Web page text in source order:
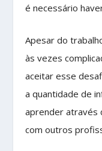
é necessário
Apesar do
às vezes
aceitar esse
a quantidade de
aprender através
com outros